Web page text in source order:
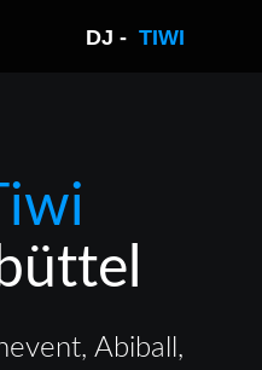
Abiball,
DJ - TIWI